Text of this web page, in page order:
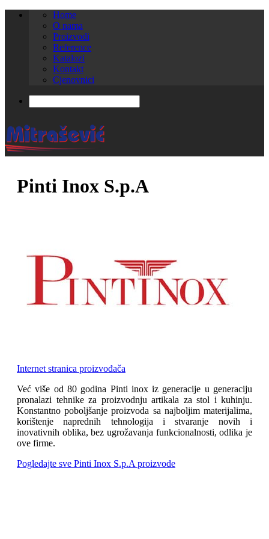
Home
O nama
Proizvodi
Reference
Katalozi
Kontakt
Cjenovnici
Pinti Inox S.p.A
Internet stranica proizvođača
Već više od 80 godina Pinti inox iz generacije u generaciju
pronalazi tehnike za proizvodnju artikala za stol i kuhinju.
Konstantno poboljšanje proizvoda sa najboljim materijalima,
korištenje naprednih tehnologija i stvaranje novih i
inovativnih oblika, bez ugrožavanja funkcionalnosti, odlika je
ove firme.
Pogledajte sve Pinti Inox S.p.A proizvode